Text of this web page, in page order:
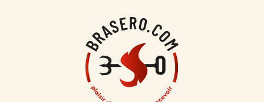
Le brasero terrasse est également sécurisé et facile à
utiliser, vous permettant devous détendre
de votre espace extérieur en toute sécurité. Que vous
souhaitiez passer du temps en solo ou partager des
moments inoubliables avec des amis et de la famille, le